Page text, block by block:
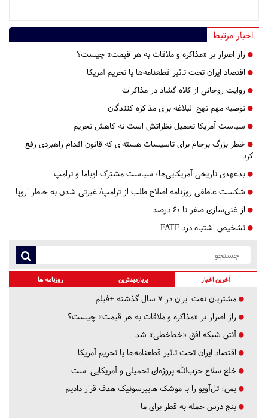
اخبار مرتبط
راز اصرار بر «مذاکره و ملاقات به هر قیمت» چیست؟
اقتصاد ایران تحت تاثیر قطعنامه‌ها یا تحریم‌ آمریکا
روایت روحانی از کلاه گشاد در مذاکرات
توصیه مهم نهج البلاغه برای مذاکره کنندگان
سیاست آمریکا تحمیل نظراتش است نه کاهش تحریم
خطر بزرگ برجام برای تاسیسات هسته‌ای که قانون اقدام راهبردی رفع
کرد
بدعهدی تاریخی آمریکایی‌ها؛ سیاست مشترک اوباما و ترامپ
شکست عاطفی روزنامه اصلاح طلب از ترامپ/ غیرتی شدن به خاطر اروپا
از غنی‌سازی صفر تا ۶۰ درصد
تشخیص اشتباه درد FATF
آخرین اخبار پربازدیدترین روزنامه ها
مشتریان نفت ایران در ۷ سال گذشته +فیلم
راز اصرار بر «مذاکره و ملاقات به هر قیمت» چیست؟
آنتن شبکه افق «خط‌خطی» شد
اقتصاد ایران تحت تاثیر قطعنامه‌ها یا تحریم‌ آمریکا
خلع سلاح حزب‌الله پروژه‌ای تحمیلی و آمریکایی است
یمن: تل‌آویو را با موشک هایپرسونیک هدف قرار دادیم
پنج درس‌ حمله به قطر برای ما